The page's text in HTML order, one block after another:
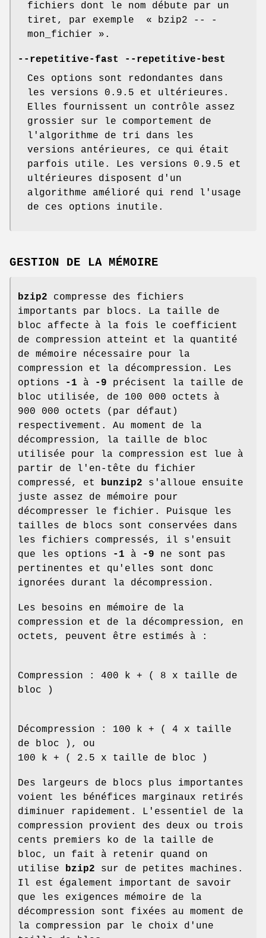
fichiers dont le nom débute par un
tiret, par exemple « bzip2 -- -
mon_fichier ».
--repetitive-fast --repetitive-best
Ces options sont redondantes dans
les versions 0.9.5 et ultérieures.
Elles fournissent un contrôle assez
grossier sur le comportement de
l'algorithme de tri dans les
versions antérieures, ce qui était
parfois utile. Les versions 0.9.5 et
ultérieures disposent d'un
algorithme amélioré qui rend l'usage
de ces options inutile.
GESTION DE LA MÉMOIRE
bzip2 compresse des fichiers
importants par blocs. La taille de
bloc affecte à la fois le coefficient
de compression atteint et la quantité
de mémoire nécessaire pour la
compression et la décompression. Les
options
-1 à -9 précisent la taille de
bloc utilisée, de 100 000 octets à
900 000 octets (par défaut)
respectivement. Au moment de la
décompression, la taille de bloc
utilisée pour la compression est lue à
partir de l'en-tête du fichier
compressé, et bunzip2 s'alloue ensuite
juste assez de mémoire pour
décompresser le fichier. Puisque les
tailles de blocs sont conservées dans
les fichiers compressés, il s'ensuit
que les options
-1 à -9 ne sont pas
pertinentes et qu'elles sont donc
ignorées durant la décompression.
Les besoins en mémoire de la
compression et de la décompression, en
octets, peuvent être estimés à :
Compression : 400 k + ( 8 x taille de
bloc )
Décompression : 100 k + ( 4 x taille
de bloc ), ou
100 k + ( 2.5 x taille de bloc )
Des largeurs de blocs plus importantes
voient les bénéfices marginaux retirés
diminuer rapidement. L'essentiel de la
compression provient des deux ou trois
cents premiers ko de la taille de
bloc, un fait à retenir quand on
utilise bzip2 sur de petites machines.
Il est également important de savoir
que les exigences mémoire de la
décompression sont fixées au moment de
la compression par le choix d'une